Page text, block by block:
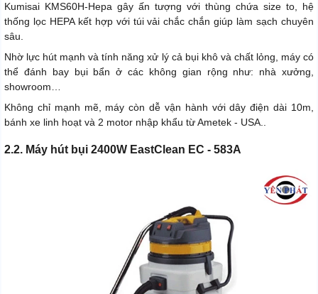
Kumisai KMS60H-Hepa gây ấn tượng với thùng chứa size to, hệ
thống lọc HEPA kết hợp với túi vải chắc chắn giúp làm sạch chuyên
sâu.
Nhờ lực hút mạnh và tính năng xử lý cả bụi khô và chất lỏng, máy có
thể đánh bay bụi bẩn ở các không gian rộng như: nhà xưởng,
showroom…
Không chỉ mạnh mẽ, máy còn dễ vận hành với dây điện dài 10m,
bánh xe linh hoạt và 2 motor nhập khẩu từ Ametek - USA..
2.2. Máy hút bụi 2400W EastClean EC - 583A